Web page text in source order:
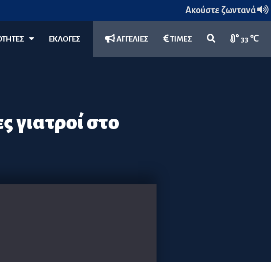
Ακούστε ζωντανά
ΕΚΛΟΓΕΣ ΑΓΓΕΛΙΕΣ ΤΙΜΕΣ 33 ℃
γιατροί στο